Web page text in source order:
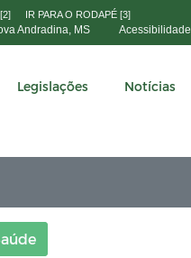
IR PARA O RODAPÉ [3]
Andradina, MS Acessibilidade
Legislações Notícias